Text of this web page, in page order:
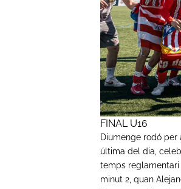
FINAL U16
Diumenge rodó per
última del dia,
temps
minut 2, quan